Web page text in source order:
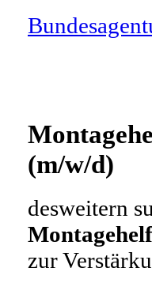
(m/w/d)
desweitern
zur